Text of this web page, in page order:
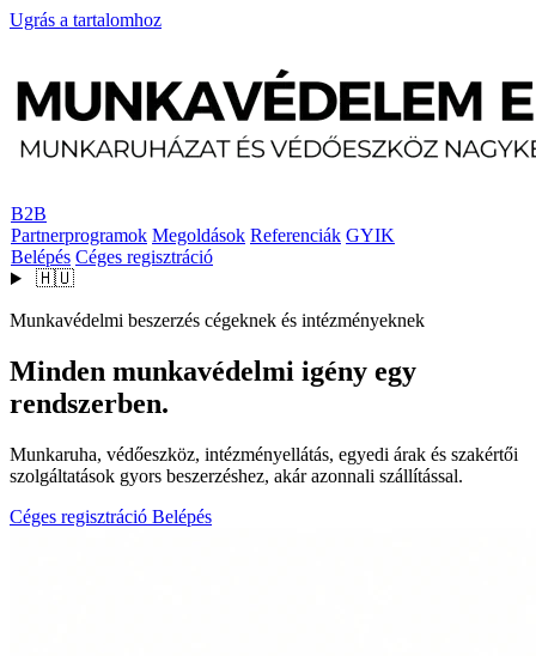
Ugrás a tartalomhoz
B2B
Partnerprogramok Megoldások Referenciák GYIK
Belépés Céges regisztráció
🇭🇺
Munkavédelmi beszerzés cégeknek és intézményeknek
Minden munkavédelmi igény egy
rendszerben.
Munkaruha, védőeszköz, intézményellátás, egyedi árak és szakértői
szolgáltatások gyors beszerzéshez, akár azonnali szállítással.
Céges regisztráció Belépés